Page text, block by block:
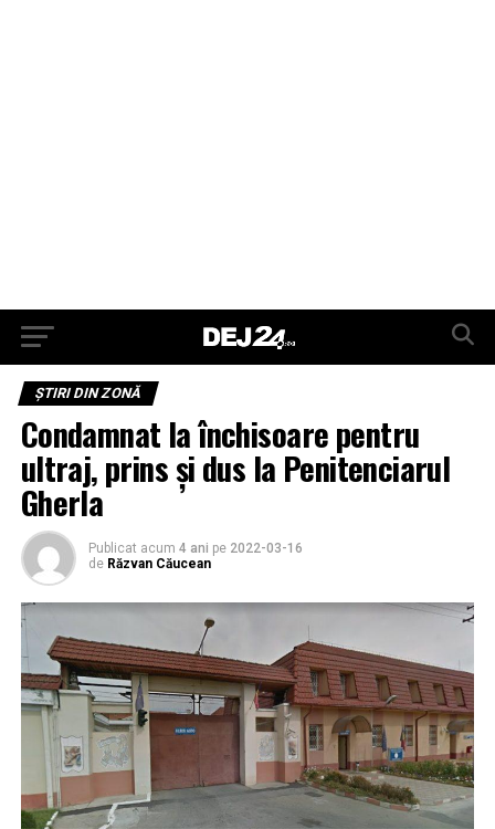
ŞTIRI DIN ZONĂ
Condamnat la închisoare pentru
ultraj, prins și dus la Penitenciarul
Gherla
Publicat acum 4 ani pe 2022-03-16
de Răzvan Căucean